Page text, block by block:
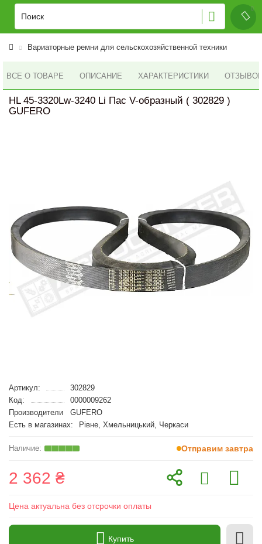
Вариаторные ремни для сельскохозяйственной техники
ВСЕ О ТОВАРЕ ОПИСАНИЕ ХАРАКТЕРИСТИКИ ОТЗЫВОВ
HL 45-3320Lw-3240 Li Пас V-образный ( 302829 )
GUFERO
Артикул:
302829
Код:
0000009262
Производители
GUFERO
Есть в магазинах:
Рівне, Хмельницький, Черкаси
Отправим завтра
2 362 ₴
Цена актуальна без отсрочки оплаты
Купить